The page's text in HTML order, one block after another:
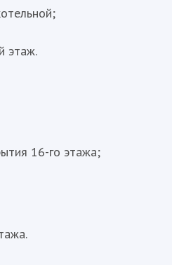
этаж.
16-го этажа;